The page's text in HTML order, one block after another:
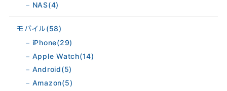
NAS(4)
モバイル(58)
iPhone(29)
Apple Watch(14)
Android(5)
Amazon(5)